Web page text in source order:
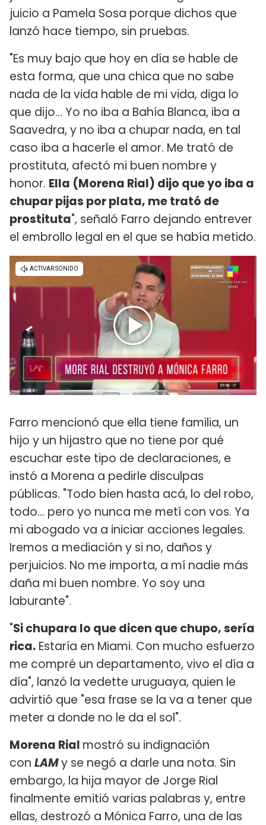
juicio a Pamela Sosa porque dichos que
lanzó hace tiempo, sin pruebas.
"Es muy bajo que hoy en día se hable de
esta forma, que una chica que no sabe
nada de la vida hable de mi vida, diga lo
que dijo... Yo no iba a Bahía Blanca, iba a
Saavedra, y no iba a chupar nada, en tal
caso iba a hacerle el amor. Me trató de
prostituta, afectó mi buen nombre y
honor. Ella (Morena Rial) dijo que yo iba a
chupar pijas por plata, me trató de
prostituta", señaló Farro dejando entrever
el embrollo legal en el que se había metido.
Farro mencionó que ella tiene familia, un
hijo y un hijastro que no tiene por qué
escuchar este tipo de declaraciones, e
instó a Morena a pedirle disculpas
públicas. "Todo bien hasta acá, lo del robo,
todo... pero yo nunca me metí con vos. Ya
mi abogado va a iniciar acciones legales.
Iremos a mediación y si no, daños y
perjuicios. No me importa, a mí nadie más
daña mi buen nombre. Yo soy una
laburante".
"Si chupara lo que dicen que chupo, sería
rica. Estaría en Miami. Con mucho esfuerzo
me compré un departamento, vivo el día a
día", lanzó la vedette uruguaya, quien le
advirtió que "esa frase se la va a tener que
meter a donde no le da el sol".
Morena Rial mostró su indignación
con LAMy se negó a darle una nota. Sin
embargo, la hija mayor de Jorge Rial
finalmente emitió varias palabras y, entre
ellas, destrozó a Mónica Farro, una de las